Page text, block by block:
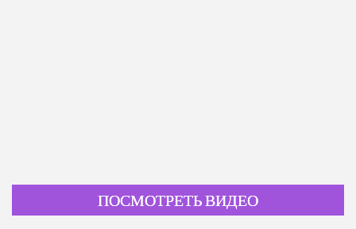
ПОСМОТРЕТЬ ВИДЕО